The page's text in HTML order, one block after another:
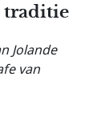
traditie
Jolande
van